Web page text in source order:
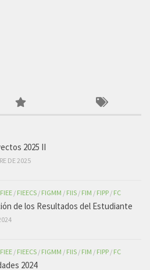
2025 II
DE 2025
FIEE / FIEECS / FIGMM / FIIS / FIM / FIPP / FC
de los Resultados del Estudiante
FIEE / FIEECS / FIGMM / FIIS / FIM / FIPP / FC
2024